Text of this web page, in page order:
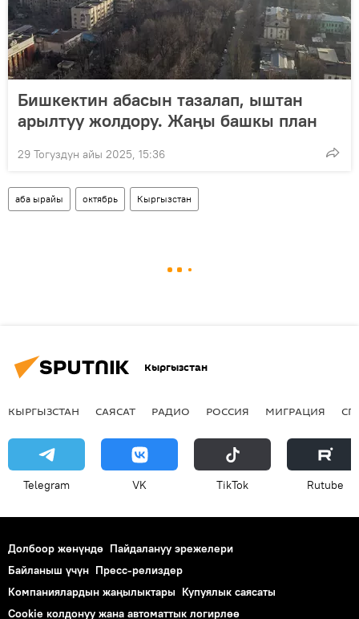
Бишкектин абасын тазалап, ыштан
арылтуу жолдору. Жаңы башкы план
29 Тогуздун айы 2025, 15:36
аба ырайы октябрь Кыргызстан
Кыргызстан
КЫРГЫЗСТАН САЯСАТ РАДИО РОССИЯ МИГРАЦИЯ
Telegram VK ТikТоk Rutube
Долбоор жөнүндө Пайдалануу эрежелери
Байланыш үчүн Пресс-релиздер
Компаниялардын жаңылыктары Купуялык саясаты
Cookie колдонуу жана автоматтык логирлөө